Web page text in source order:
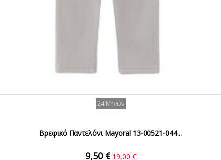
24 Μηνών
Βρεφικό Παντελόνι Mayoral 13-00521-044...
9,50 € 19,00 €